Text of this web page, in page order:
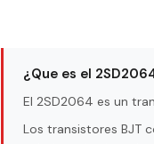
¿Que es el
El 2SD2064 es un
Los transistores BJT